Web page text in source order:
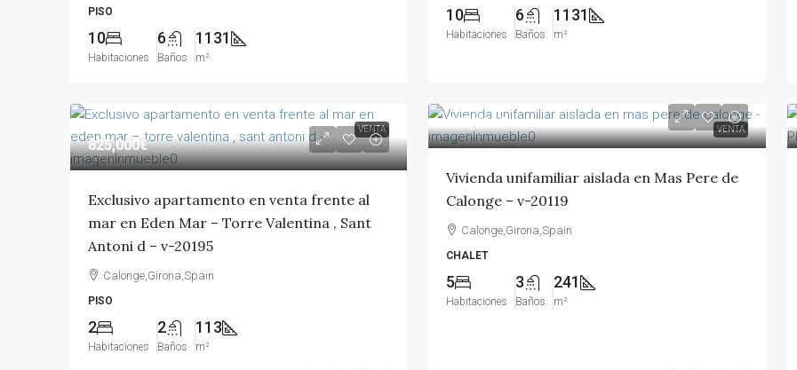
PISO
10
Habitaciones
6
Baños
1131
m²
10
Habitaciones
6
Baños
1131
m²
VENTA
825,000€
Exclusivo apartamento en venta frente al
mar en Eden Mar – Torre Valentina , Sant
Antoni d – v-20195
Calonge,Girona,Spain
PISO
2
Habitaciones
2
Baños
113
m²
VENTA
795,000€
Vivienda unifamiliar aislada en Mas Pere de
Calonge – v-20119
Calonge,Girona,Spain
CHALET
5
Habitaciones
3
Baños
241
m²